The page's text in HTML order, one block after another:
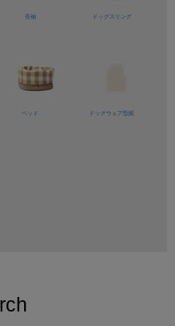
長袖 ドッグスリング
ベッド ドッグウェア型紙